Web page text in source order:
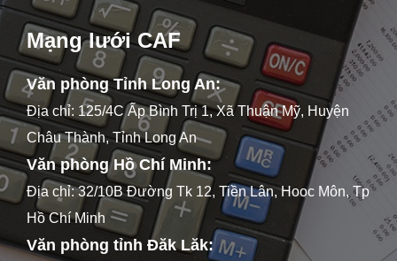
Mạng lưới CAF
Văn phòng Tỉnh Long An:
Địa chỉ: 125/4C Ấp Bình Trị 1, Xã Thuận Mỹ, Huyện
Châu Thành, Tỉnh Long An
Văn phòng Hồ Chí Minh:
Địa chỉ: 32/10B Đường Tk 12, Tiền Lân, Hooc Môn, Tp
Hồ Chí Minh
Văn phòng tỉnh Đăk Lăk: